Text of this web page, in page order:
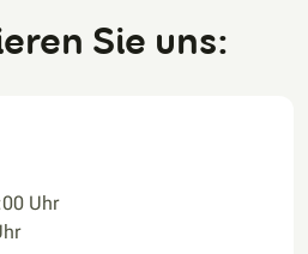
Sie uns:
Uhr